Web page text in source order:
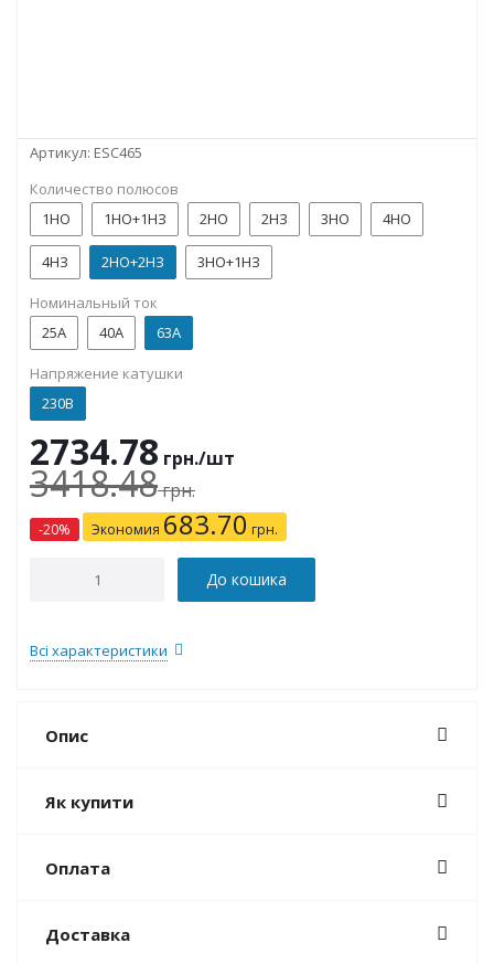
Артикул: ESC465
Количество полюсов
1НО
1НО+1НЗ 2НО 2НЗ 3НО 4НО
4НЗ 2НО+2НЗ 3НО+1НЗ
Номинальный ток
25А
40А 63А
Напряжение катушки
230В
2734.78 грн./шт
3418.48грн.
-20% Экономия 683.70 грн.
До кошика
Всі характеристики
Опис
Як купити
Оплата
Доставка